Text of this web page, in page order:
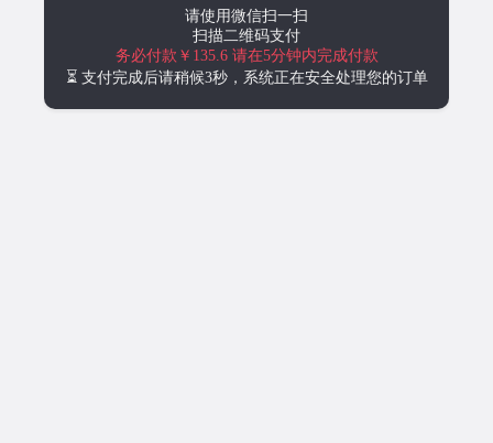
请使用微信扫一扫
扫描二维码支付
务必付款￥135.6 请在5分钟内完成付款
⏳ 支付完成后请稍候3秒，系统正在安全处理您的订单